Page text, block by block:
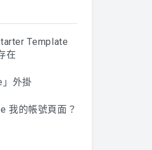
Template
在
」外掛
我的帳號頁面？